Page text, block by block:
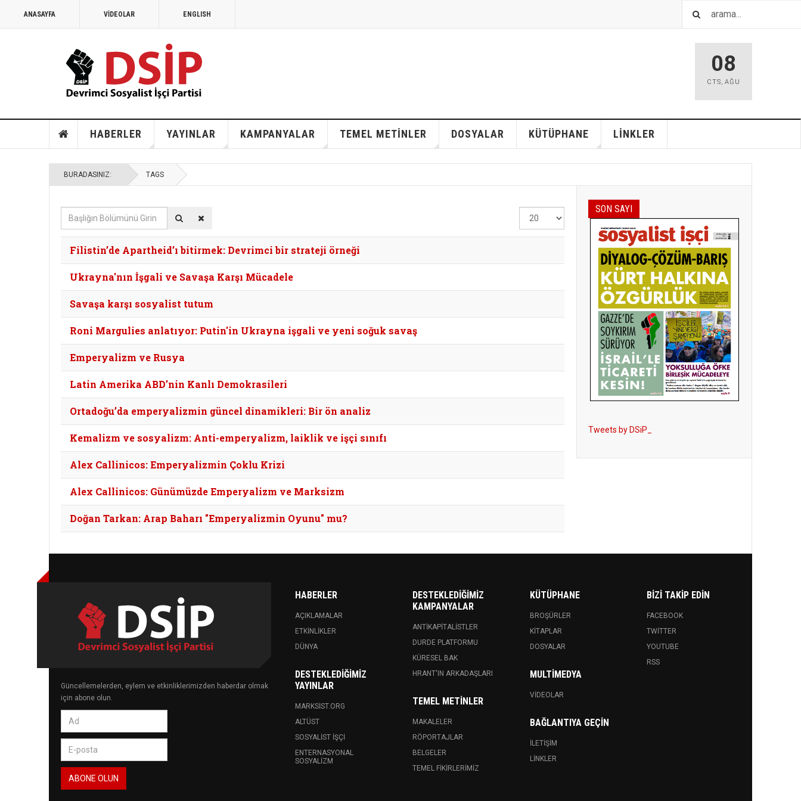
ANASAYFA VİDEOLAR ENGLISH
08
CTS, AĞU
HABERLER YAYINLAR KAMPANYALAR TEMEL METİNLER DOSYALAR KÜTÜPHANE LİNKLER
BURADASINIZ: TAGS
Başlığın
Bölümünü
Göster
#
Filistin’de Apartheid’ı bitirmek: Devrimci bir strateji örneği
Ukrayna'nın İşgali ve Savaşa Karşı Mücadele
Savaşa karşı sosyalist tutum
Roni Margulies anlatıyor: Putin'in Ukrayna işgali ve yeni soğuk savaş
Emperyalizm ve Rusya
Latin Amerika ABD’nin Kanlı Demokrasileri
Ortadoğu’da emperyalizmin güncel dinamikleri: Bir ön analiz
Kemalizm ve sosyalizm: Anti-emperyalizm, laiklik ve işçi sınıfı
Alex Callinicos: Emperyalizmin Çoklu Krizi
Alex Callinicos: Günümüzde Emperyalizm ve Marksizm
Doğan Tarkan: Arap Baharı "Emperyalizmin Oyunu" mu?
SON SAYI
Tweets by DSiP_
Güncellemelerden, eylem ve etkinliklerimizden haberdar olmak
için abone olun.
HABERLER
AÇIKLAMALAR
ETKINLIKLER
DÜNYA
DESTEKLEDIĞIMIZ
YAYINLAR
MARKSIST.ORG
ALTÜST
SOSYALIST İŞÇI
ENTERNASYONAL
SOSYALIZM
DESTEKLEDIĞIMIZ
KAMPANYALAR
ANTIKAPITALISTLER
DURDE PLATFORMU
KÜRESEL BAK
HRANT'IN ARKADAŞLARI
TEMEL METINLER
MAKALELER
RÖPORTAJLAR
BELGELER
TEMEL FIKIRLERIMIZ
KÜTÜPHANE
BROŞÜRLER
KITAPLAR
DOSYALAR
MULTIMEDYA
VIDEOLAR
BAĞLANTIYA GEÇIN
İLETIŞIM
LINKLER
BIZI TAKIP EDIN
FACEBOOK
TWITTER
YOUTUBE
RSS